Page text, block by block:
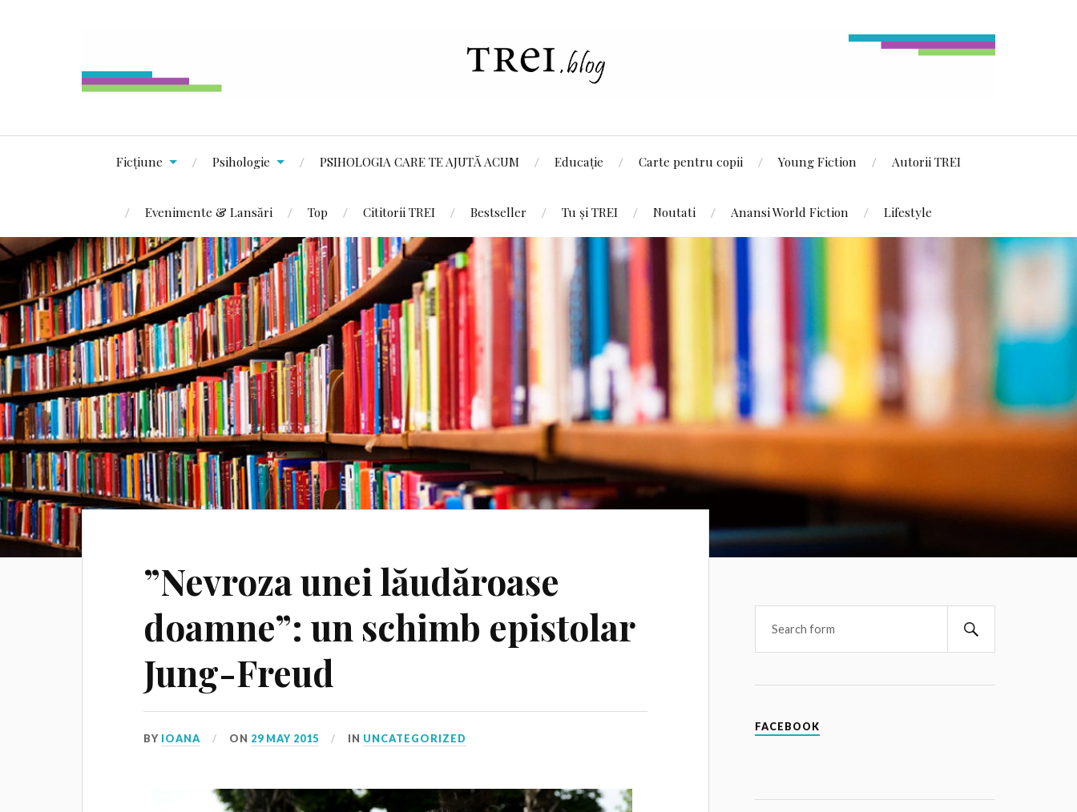
Ficțiune Psihologie PSIHOLOGIA CARE TE AJUTĂ ACUM Educație Carte pentru copii Young Fiction Autorii TREI
Evenimente & Lansări Top Cititorii TREI Bestseller Tu și TREI Noutati Anansi World Fiction Lifestyle
”Nevroza unei lăudăroase
doamne”: un schimb epistolar
Jung-Freud
BY IOANA ON 29 MAY 2015 IN UNCATEGORIZED
FACEBOOK